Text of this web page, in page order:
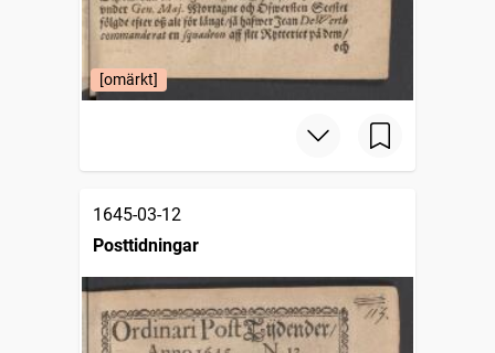
[omärkt]
1645-03-12
Posttidningar